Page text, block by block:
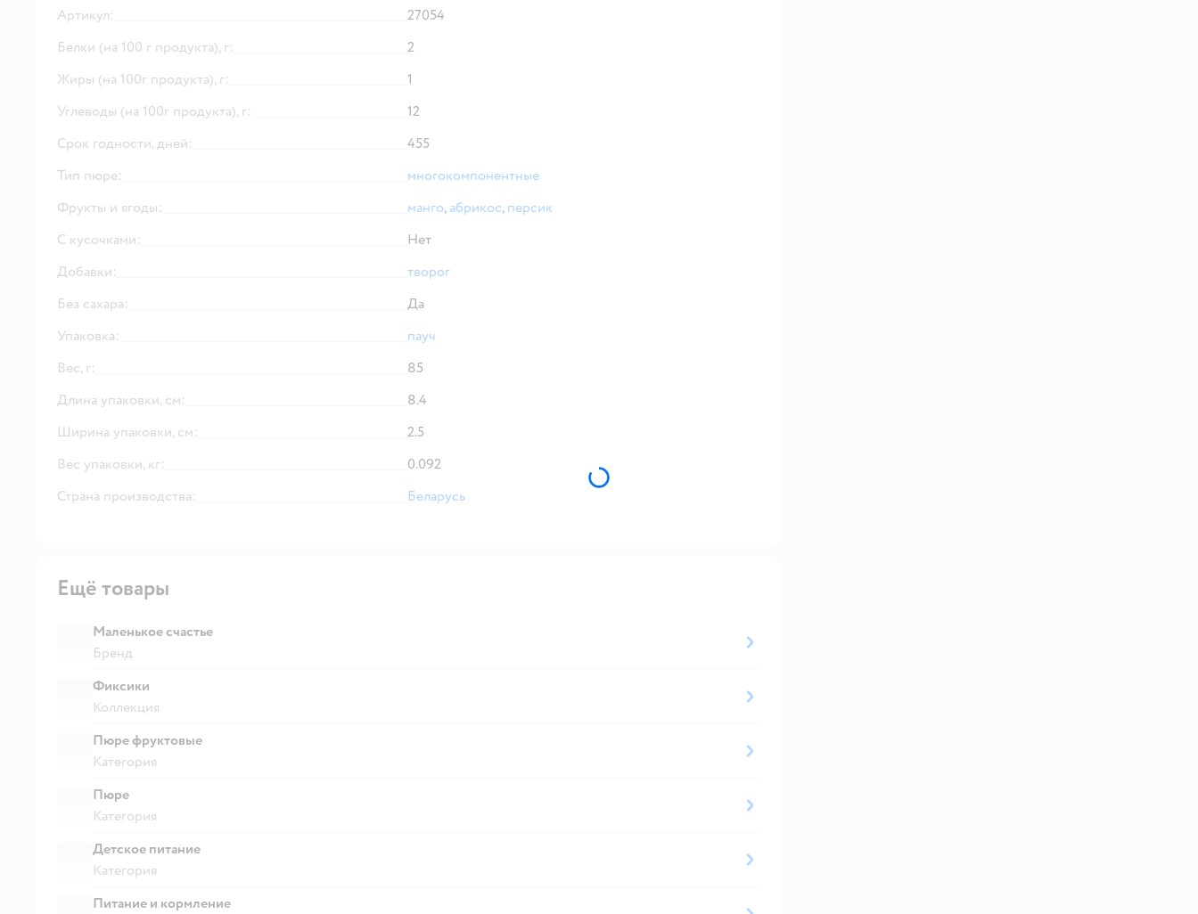
Артикул:
27054
Белки (на 100 г продукта), г:
2
Жиры (на 100г продукта), г:
1
Углеводы (на 100г продукта), г:
12
Срок годности, дней:
455
Тип пюре:
многокомпонентные
Фрукты и ягоды:
манго, абрикос, персик
С кусочками:
Нет
Добавки:
творог
Без сахара:
Да
Упаковка:
пауч
Вес, г:
85
Длина упаковки, см:
8.4
Ширина упаковки, см:
2.5
Вес упаковки, кг:
0.092
Страна производства:
Беларусь
Ещё товары
Маленькое счастье
Бренд
Фиксики
Коллекция
Пюре фруктовые
Категория
Пюре
Категория
Детское питание
Категория
Питание и кормление